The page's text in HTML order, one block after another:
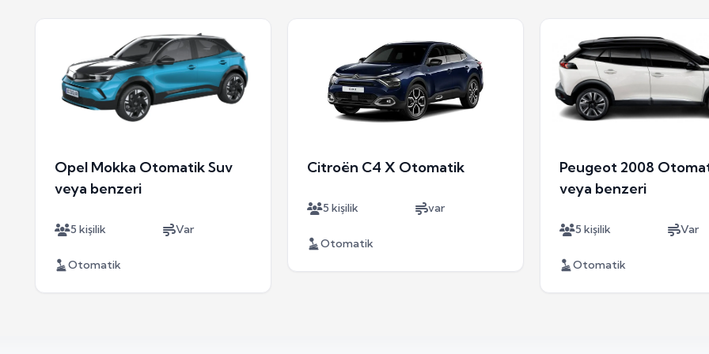
Opel Mokka Otomatik Suv
veya benzeri
5 kişilik Var
Otomatik
Citroën C4 X Otomatik
5 kişilik var
Otomatik
Peugeot 2008
veya benzeri
5 kişilik Var
Otomatik